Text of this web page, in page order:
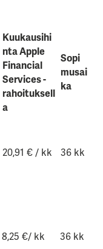
Kuukausihi
nta Apple
Financial
Services -
rahoituksell
a
Sopi
musai
ka
20,91 € / kk 36 kk
8,25 €/ kk 36 kk